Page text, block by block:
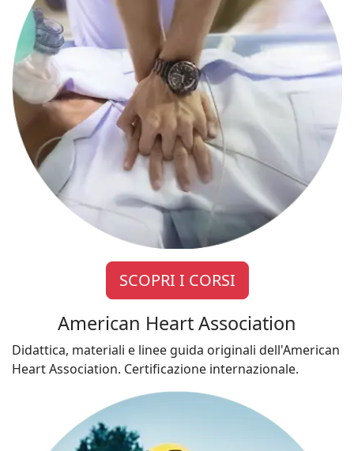
SCOPRI I CORSI
American Heart Association
Didattica, materiali e linee guida originali dell'American
Heart Association. Certificazione internazionale.